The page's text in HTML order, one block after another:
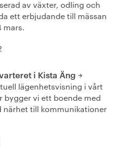
av växter, odling och
ett erbjudande till mässan
mars.
i Kista Äng
lägenhetsvisning i vårt
bygger vi ett boende med
närhet till kommunikationer